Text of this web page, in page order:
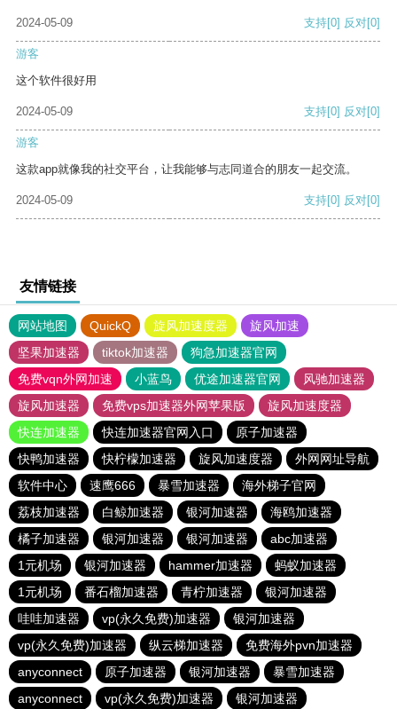
2024-05-09 支持[0] 反对[0]
游客
这个软件很好用
2024-05-09 支持[0] 反对[0]
游客
这款app就像我的社交平台，让我能够与志同道合的朋友一起交流。
2024-05-09 支持[0] 反对[0]
友情链接
网站地图 QuickQ 旋风加速度器
旋风加速
坚果加速器
tiktok加速器
狗急加速器官网
免费vqn外网加速
小蓝鸟 优途加速器官网
风驰加速器
旋风加速器
免费vps加速器外网苹果版
旋风加速度器
快连加速器
快连加速器官网入口
原子加速器
快鸭加速器
快柠檬加速器 旋风加速度器
外网网址导航
软件中心
速鹰666 暴雪加速器
海外梯子官网
荔枝加速器
白鲸加速器 银河加速器
海鸥加速器
橘子加速器
银河加速器 银河加速器
abc加速器
1元机场
银河加速器 hammer加速器
蚂蚁加速器
1元机场
番石榴加速器 青柠加速器
银河加速器
哇哇加速器
vp(永久免费)加速器
银河加速器
vp(永久免费)加速器
纵云梯加速器
免费海外pvn加速器
anyconnect
原子加速器 银河加速器
暴雪加速器
anyconnect
vp(永久免费)加速器 银河加速器